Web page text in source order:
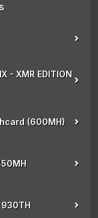
- XMR EDITION
(600MH)